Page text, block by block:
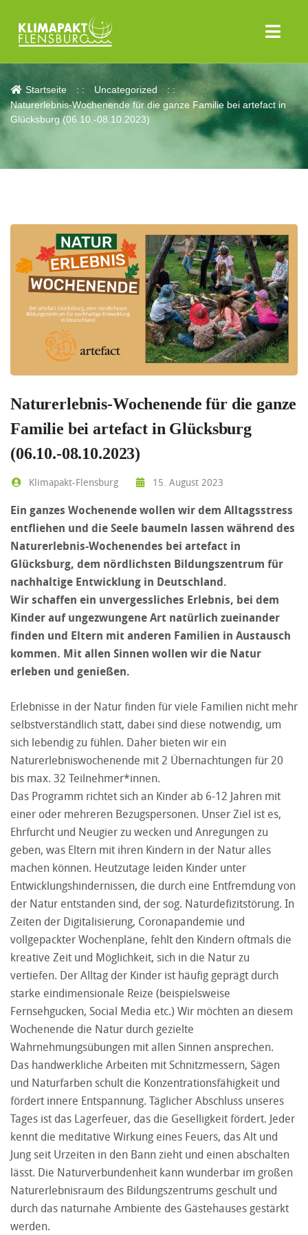
Aktuelles
Startseite
Uncategorized
Naturerlebnis-Wochenende für die ganze Familie bei artefact in
Glücksburg (06.10.-08.10.2023)
Naturerlebnis-Wochenende für die ganze
Familie bei artefact in Glücksburg
(06.10.-08.10.2023)
Klimapakt-Flensburg 15. August 2023
Ein ganzes Wochenende wollen wir dem Alltagsstress
entfliehen und die Seele baumeln lassen während des
Naturerlebnis-Wochenendes bei artefact in
Glücksburg, dem nördlichsten Bildungszentrum für
nachhaltige Entwicklung in Deutschland.
Wir schaffen ein unvergessliches Erlebnis, bei dem
Kinder auf ungezwungene Art natürlich zueinander
finden und Eltern mit anderen Familien in Austausch
kommen. Mit allen Sinnen wollen wir die Natur
erleben und genießen.
Erlebnisse in der Natur finden für viele Familien nicht mehr
selbstverständlich statt, dabei sind diese notwendig, um
sich lebendig zu fühlen. Daher bieten wir ein
Naturerlebniswochenende mit 2 Übernachtungen für 20
bis max. 32 Teilnehmer*innen.
Das Programm richtet sich an Kinder ab 6-12 Jahren mit
einer oder mehreren Bezugspersonen. Unser Ziel ist es,
Ehrfurcht und Neugier zu wecken und Anregungen zu
geben, was Eltern mit ihren Kindern in der Natur alles
machen können. Heutzutage leiden Kinder unter
Entwicklungshindernissen, die durch eine Entfremdung von
der Natur entstanden sind, der sog. Naturdefizitstörung. In
Zeiten der Digitalisierung, Coronapandemie und
vollgepackter Wochenpläne, fehlt den Kindern oftmals die
kreative Zeit und Möglichkeit, sich in die Natur zu
vertiefen. Der Alltag der Kinder ist häufig geprägt durch
starke eindimensionale Reize (beispielsweise
Fernsehgucken, Social Media etc.) Wir möchten an diesem
Wochenende die Natur durch gezielte
Wahrnehmungsübungen mit allen Sinnen ansprechen.
Das handwerkliche Arbeiten mit Schnitzmessern, Sägen
und Naturfarben schult die Konzentrationsfähigkeit und
fördert innere Entspannung. Täglicher Abschluss unseres
Tages ist das Lagerfeuer, das die Geselligkeit fördert. Jeder
kennt die meditative Wirkung eines Feuers, das Alt und
Jung seit Urzeiten in den Bann zieht und einen abschalten
lässt. Die Naturverbundenheit kann wunderbar im großen
Naturerlebnisraum des Bildungszentrums geschult und
durch das naturnahe Ambiente des Gästehauses gestärkt
werden.